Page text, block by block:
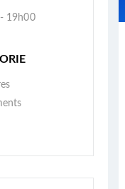
19h00